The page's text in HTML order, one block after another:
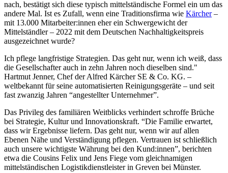
nach, bestätigt sich diese typisch mittelständische Formel ein um das
andere Mal. Ist es Zufall, wenn eine Traditionsfirma wie Kärcher–
mit 13.000 Mitarbeiter:innen eher ein Schwergewicht der
Mittelständler – 2022 mit dem Deutschen Nachhaltigkeitspreis
ausgezeichnet wurde?
Ich pflege langfristige Strategien. Das geht nur, wenn ich weiß, dass
die Gesellschafter auch in zehn Jahren noch dieselben sind."
Hartmut Jenner, Chef der Alfred Kärcher SE & Co. KG. –
weltbekannt für seine automatisierten Reinigungsgeräte – und seit
fast zwanzig Jahren “angestellter Unternehmer”.
Das Privileg des familiären Weitblicks verhindert schroffe Brüche
bei Strategie, Kultur und Innovationskraft. “Die Familie erwartet,
dass wir Ergebnisse liefern. Das geht nur, wenn wir auf allen
Ebenen Nähe und Verständigung pflegen. Vertrauen ist schließlich
auch unsere wichtigste Währung bei den Kund:innen”, berichten
etwa die Cousins Felix und Jens Fiege vom gleichnamigen
mittelständischen Logistikdienstleister in Greven bei Münster.